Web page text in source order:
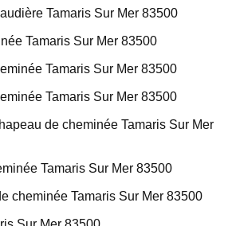
Tamaris Sur Mer 83500
Tamaris Sur Mer 83500
Tamaris Sur Mer 83500
Tamaris Sur Mer 83500
de cheminée Tamaris Sur Mer
Tamaris Sur Mer 83500
cheminée Tamaris Sur Mer 83500